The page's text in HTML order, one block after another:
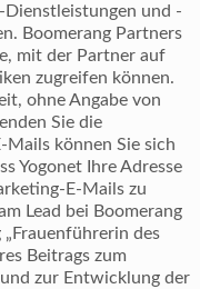
und -
Boomerang Partners
mit der Partner auf
zugreifen können.
ohne Angabe von
Sie die
Mails können Sie sich
Yogonet Ihre Adresse
E-Mails zu
Lead bei Boomerang
des
Beitrags zum
zur Entwicklung der